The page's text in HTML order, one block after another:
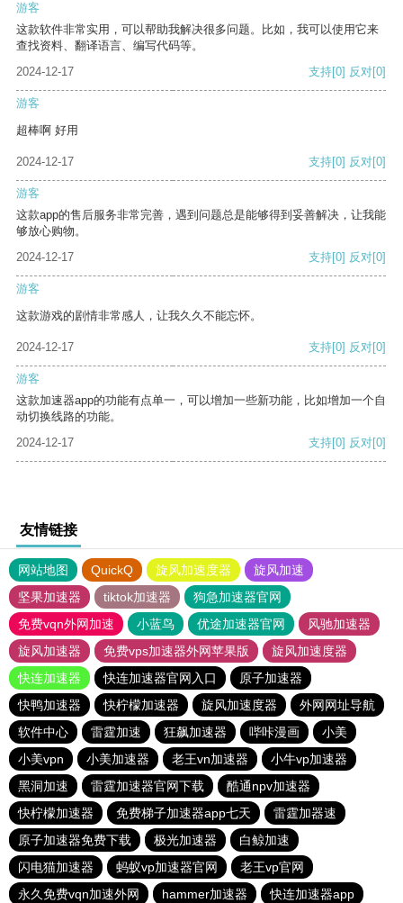
游客
这款软件非常实用，可以帮助我解决很多问题。比如，我可以使用它来
查找资料、翻译语言、编写代码等。
2024-12-17
支持[0] 反对[0]
游客
超棒啊 好用
2024-12-17 支持[0] 反对[0]
游客
这款app的售后服务非常完善，遇到问题总是能够得到妥善解决，让我能
够放心购物。
2024-12-17
支持[0] 反对[0]
游客
这款游戏的剧情非常感人，让我久久不能忘怀。
2024-12-17 支持[0] 反对[0]
游客
这款加速器app的功能有点单一，可以增加一些新功能，比如增加一个自
动切换线路的功能。
2024-12-17
支持[0] 反对[0]
友情链接
网站地图 QuickQ 旋风加速度器
旋风加速
坚果加速器
tiktok加速器
狗急加速器官网
免费vqn外网加速
小蓝鸟 优途加速器官网
风驰加速器
旋风加速器
免费vps加速器外网苹果版
旋风加速度器
快连加速器
快连加速器官网入口
原子加速器
快鸭加速器
快柠檬加速器 旋风加速度器
外网网址导航
软件中心
雷霆加速 狂飙加速器 哔咔漫画
小美
小美vpn
小美加速器 老王vn加速器
小牛vp加速器
黑洞加速
雷霆加速器官网下载
酷通npv加速器
快柠檬加速器
免费梯子加速器app七天
雷霆加器速
原子加速器免费下载
极光加速器
白鲸加速
闪电猫加速器
蚂蚁vp加速器官网
老王vp官网
永久免费vqn加速外网
hammer加速器 快连加速器app